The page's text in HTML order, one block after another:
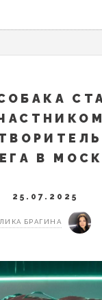
В
25.07.2025
ЛИКА БРАГИНА